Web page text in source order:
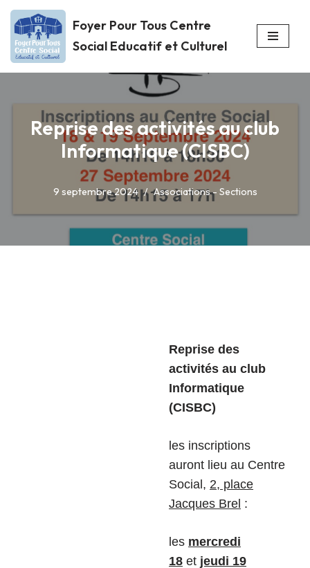
Aller
au
contenu
Foyer Pour Tous Centre
Social Educatif et Culturel
Reprise des activités au club
Informatique (CISBC)
9 septembre 2024 Associations - Sections
Reprise des
activités au club
Informatique
(CISBC)
les inscriptions
auront lieu au Centre
Social, 2, place
Jacques Brel :
les mercredi
18 et jeudi 19